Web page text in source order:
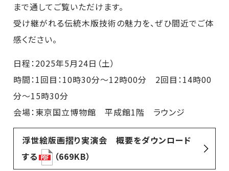
まで通してご覧いただけます。
受け継がれる伝統木版技術の魅力を、ぜひ間近でご体
感ください。
日程：2025年5月24日（土）
時間：1回目：10時30分～12時00分 2回目：14時00
分～15時30分
会場：東京国立博物館 平成館1階 ラウンジ
浮世絵版画摺り実演会 概要をダウンロード
する
（669KB）